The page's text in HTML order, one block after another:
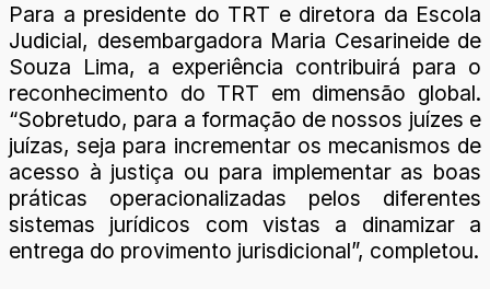
Para a presidente do TRT e diretora da Escola
Judicial, desembargadora Maria Cesarineide de
Souza Lima, a experiência contribuirá para o
reconhecimento do TRT em dimensão global.
“Sobretudo, para a formação de nossos juízes e
juízas, seja para incrementar os mecanismos de
acesso à justiça ou para implementar as boas
práticas operacionalizadas pelos diferentes
sistemas jurídicos com vistas a dinamizar a
entrega do provimento jurisdicional”, completou.